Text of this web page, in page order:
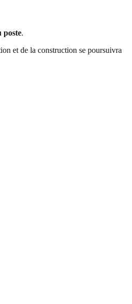
poste.
et de la construction se poursuivra